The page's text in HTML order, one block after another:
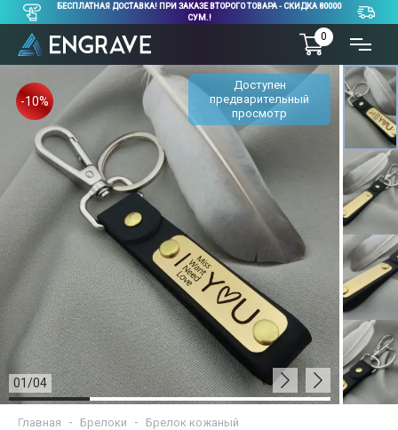
БЕСПЛАТНАЯ ДОСТАВКА! ПРИ ЗАКАЗЕ ВТОРОГО ТОВАРА - СКИДКА 80000
СУМ.!
0
Доступен
предварительный
просмотр
-10%
01 /04
Главная Брелоки Брелок кожаный